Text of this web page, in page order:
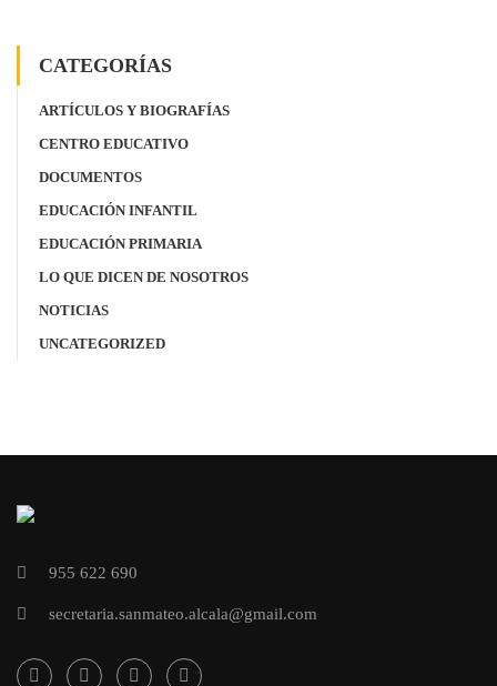
CATEGORÍAS
ARTÍCULOS Y BIOGRAFÍAS
CENTRO EDUCATIVO
DOCUMENTOS
EDUCACIÓN INFANTIL
EDUCACIÓN PRIMARIA
LO QUE DICEN DE NOSOTROS
NOTICIAS
UNCATEGORIZED
955 622 690
secretaria.sanmateo.alcala@gmail.com